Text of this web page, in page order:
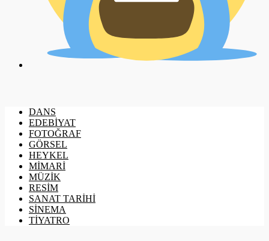
DANS
EDEBİYAT
FOTOĞRAF
GÖRSEL
HEYKEL
MİMARİ
MÜZİK
RESİM
SANAT TARİHİ
SİNEMA
TİYATRO